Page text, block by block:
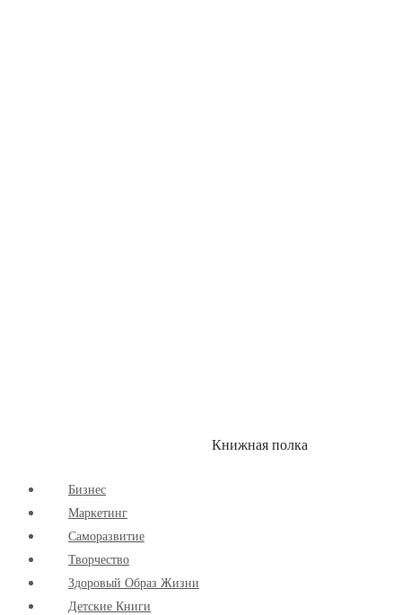
Книжная полка
Бизнес
Маркетинг
Cаморазвитие
Творчество
Здоровый Образ Жизни
Детские Книги